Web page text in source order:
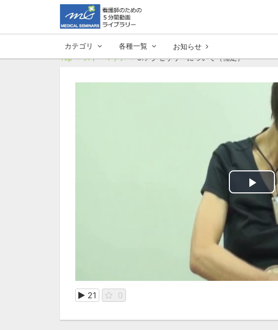
カテゴリ 各種一覧
お知らせ
Top
ストーマケア 8.アクセサリーについて（補足）
21 0